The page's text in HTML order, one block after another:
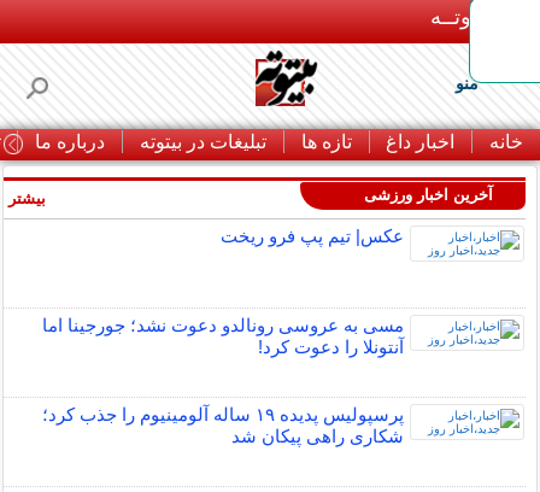
بـیتوتــه
منو
خانه اخبار داغ تازه ها تبلیغات در بیتوته درباره ما
آخرین اخبار ورزشی
عکس| تیم پپ فرو ریخت
مسی به عروسی رونالدو دعوت نشد؛ جورجینا اما
آنتونلا را دعوت کرد!
پرسپولیس پدیده ۱۹ ساله آلومینیوم را جذب کرد؛
شکاری راهی پیکان شد
بیشتر